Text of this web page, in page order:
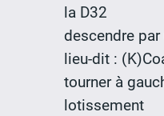
la D32
descendre
lieu-dit :
tourner à
lotissement